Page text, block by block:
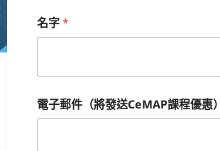
名字*
電子郵件（將發送CeMAP課程優惠）